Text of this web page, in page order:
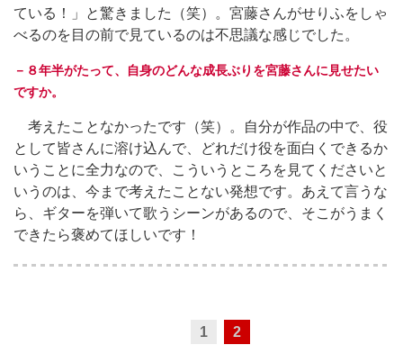
ている！」と驚きました（笑）。宮藤さんがせりふをしゃ
べるのを目の前で見ているのは不思議な感じでした。
－８年半がたって、自身のどんな成長ぶりを宮藤さんに見せたい
ですか。
考えたことなかったです（笑）。自分が作品の中で、役
として皆さんに溶け込んで、どれだけ役を面白くできるか
いうことに全力なので、こういうところを見てくださいと
いうのは、今まで考えたことない発想です。あえて言うな
ら、ギターを弾いて歌うシーンがあるので、そこがうまく
できたら褒めてほしいです！
1 2